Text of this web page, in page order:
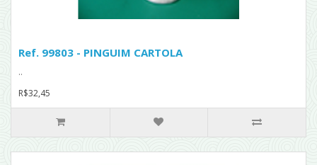
Ref. 99803 - PINGUIM CARTOLA
..
R$32,45